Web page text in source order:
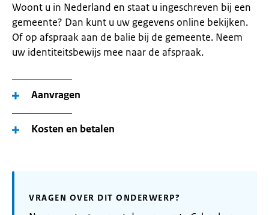
Woont u in Nederland en staat u ingeschreven bij een
gemeente? Dan kunt u uw gegevens online bekijken.
Of op afspraak aan de balie bij de gemeente. Neem
uw identiteitsbewijs mee naar de afspraak.
Aanvragen
Kosten en betalen
VRAGEN OVER DIT ONDERWERP?